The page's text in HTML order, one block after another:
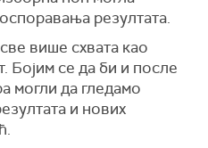
резултата.
више схвата као
Бојим се да би и после
могли да гледамо
и нових